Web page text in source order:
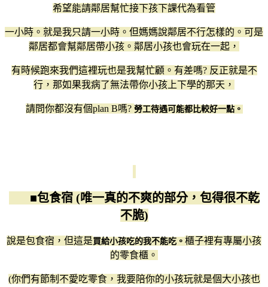
希望能請鄰居幫忙接下孩下課代為看管
一小時。就是我只請一小時。但媽媽說鄰居不行怎樣的。可是
鄰居都會幫鄰居帶小孩。鄰居小孩也會玩在一起，
有時候跑來我們這裡玩也是我幫忙顧。有差嗎? 反正就是不
行，那如果我病了無法帶你小孩上下學的那天，
請問你都沒有個plan B嗎? 勞工待遇可能都比較好一點。
■包食宿 (唯一真的不爽的部分，包得很不乾
不脆)
說是包食宿，但這是買給小孩吃的我不能吃。 櫃子裡有專屬小孩
的零食櫃。
(你們有節制不愛吃零食，我要陪你的小孩玩就是個大小孩也